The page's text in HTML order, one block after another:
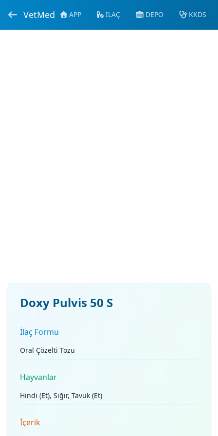
VetMed APP İLAÇ DEPO KKDS
Doxy Pulvis 50 S
İlaç Formu
Oral Çözelti Tozu
Hayvanlar
Hindi (Et), Sığır, Tavuk (Et)
İçerik